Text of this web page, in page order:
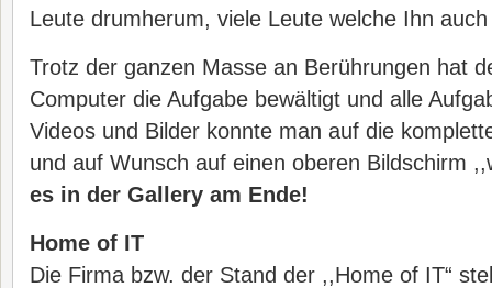
Leute drumherum, viele Leute welche Ihn
Trotz der ganzen Masse an Berührungen hat
Computer die Aufgabe bewältigt und alle
Videos und Bilder konnte man auf die
und auf Wunsch auf einen oberen Bildschirm
es in der Gallery am Ende!
Home of IT
Die Firma bzw. der Stand der ,,Home of IT“